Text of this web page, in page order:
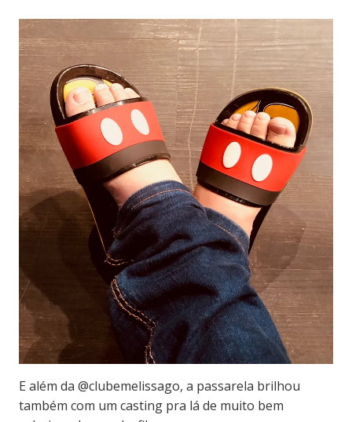
E além da @clubemelissago, a passarela brilhou
também com um casting pra lá de muito bem